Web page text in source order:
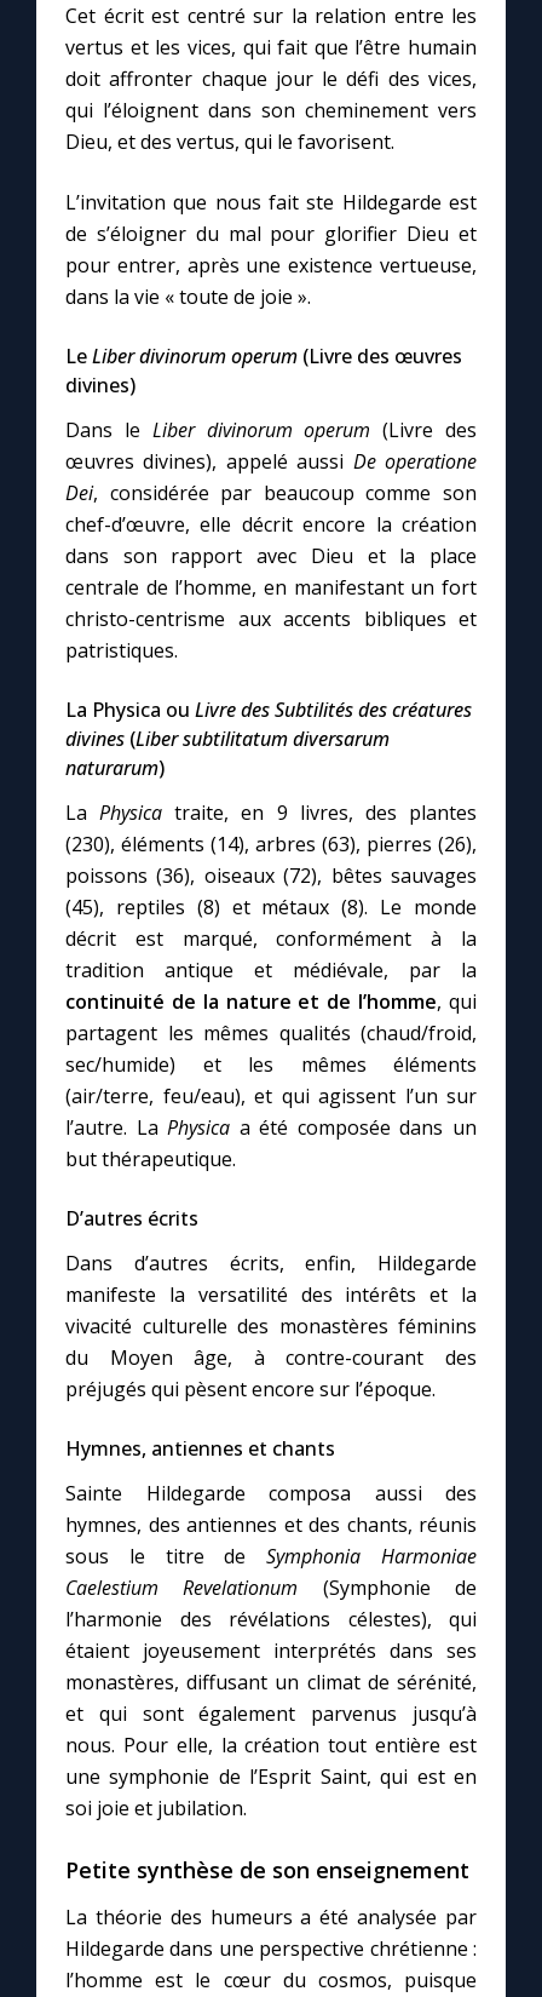
Cet écrit est centré sur la relation entre les
vertus et les vices, qui fait que l’être humain
doit affronter chaque jour le défi des vices,
qui l’éloignent dans son cheminement vers
Dieu, et des vertus, qui le favorisent.
L’invitation que nous fait ste Hildegarde est
de s’éloigner du mal pour glorifier Dieu et
pour entrer, après une existence vertueuse,
dans la vie « toute de joie ».
LeLiber divinorum operum (Livre des œuvres
divines)
Dans le Liber divinorum operum (Livre des
œuvres divines), appelé aussi De operatione
Dei, considérée par beaucoup comme son
chef-d’œuvre, elle décrit encore la création
dans son rapport avec Dieu et la place
centrale de l’homme, en manifestant un fort
christo-centrisme aux accents bibliques et
patristiques.
La Physica ou Livre des Subtilités des créatures
divines (Liber subtilitatum diversarum
naturarum)
LaPhysica traite, en 9 livres, des plantes
(230), éléments (14), arbres (63), pierres (26),
poissons (36), oiseaux (72), bêtes sauvages
(45), reptiles (8) et métaux (8). Le monde
décrit est marqué, conformément à la
tradition antique et médiévale, par la
continuité de la nature et de l’homme, qui
partagent les mêmes qualités (chaud/froid,
sec/humide) et les mêmes éléments
(air/terre, feu/eau), et qui agissent l’un sur
l’autre. LaPhysica a été composée dans un
but thérapeutique.
D’autres écrits
Dans d’autres écrits, enfin, Hildegarde
manifeste la versatilité des intérêts et la
vivacité culturelle des monastères féminins
du Moyen âge, à contre-courant des
préjugés qui pèsent encore sur l’époque.
Hymnes, antiennes et chants
Sainte Hildegarde composa aussi des
hymnes, des antiennes et des chants, réunis
sous le titre deSymphonia Harmoniae
Caelestium Revelationum (Symphonie de
l’harmonie des révélations célestes), qui
étaient joyeusement interprétés dans ses
monastères, diffusant un climat de sérénité,
et qui sont également parvenus jusqu’à
nous. Pour elle, la création tout entière est
une symphonie de l’Esprit Saint, qui est en
soi joie et jubilation.
Petite synthèse de son enseignement
La théorie des humeurs a été analysée par
Hildegarde dans une perspective chrétienne :
l’homme est le cœur du cosmos, puisque